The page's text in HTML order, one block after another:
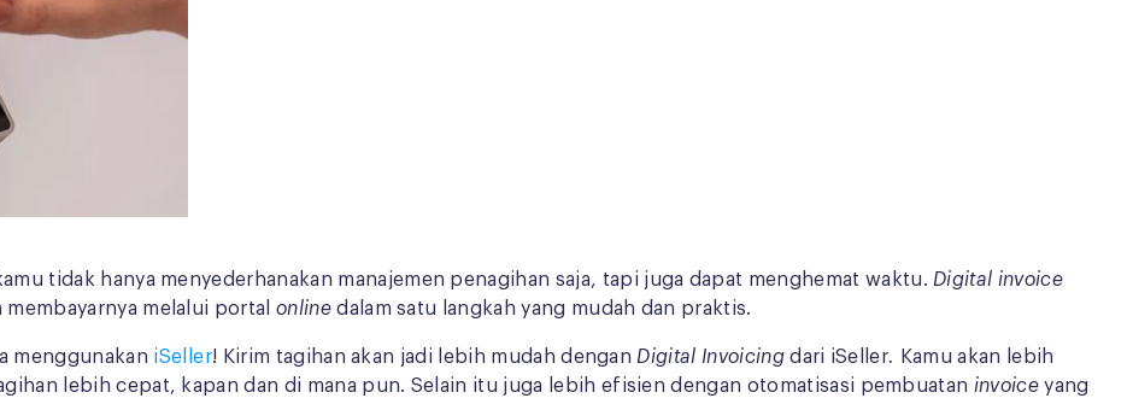
tidak hanya menyederhanakan manajemen penagihan saja, tapi juga dapat menghemat waktu. Digital invoice
melalui portal onlinedalam satu langkah yang mudah dan praktis.
menggunakan iSeller! Kirim tagihan akan jadi lebih mudah dengan Digital Invoicingdari iSeller.
Kamu akan lebih
lebih cepat, kapan dan di mana pun. Selain itu juga lebih efisien dengan otomatisasi pembuatan invoiceyang